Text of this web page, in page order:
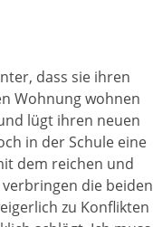
dass sie ihren
Wohnung wohnen
lügt ihren neuen
in der Schule eine
dem reichen und
die beiden
zu Konflikten